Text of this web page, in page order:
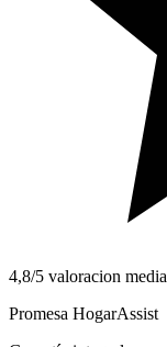
4,8/5 valoracion media
Promesa HogarAssist